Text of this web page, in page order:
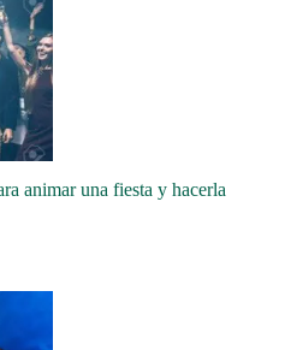
animar una fiesta y hacerla